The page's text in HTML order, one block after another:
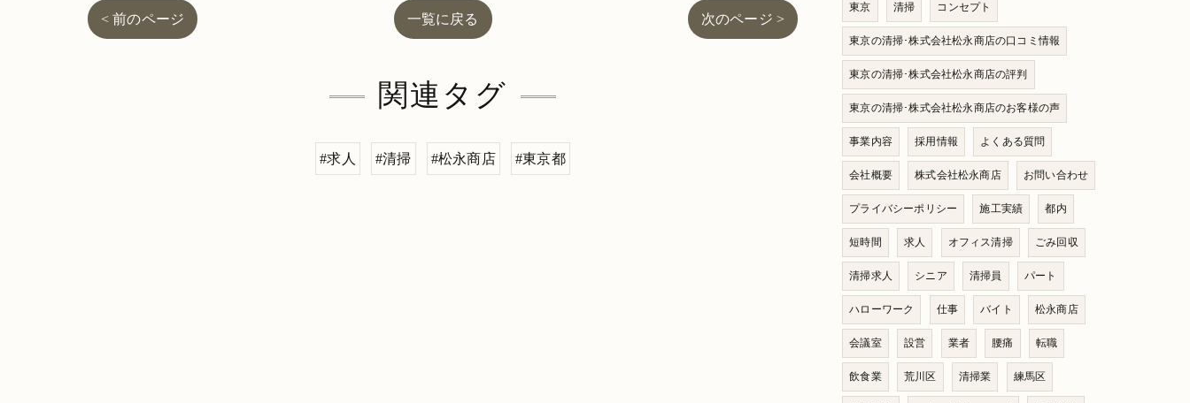
< 前のページ 一覧に戻る 次のページ >
関連タグ
#求人 #清掃 #松永商店 #東京都
東京 清掃 コンセプト
東京の清掃･株式会社松永商店の口コミ情報
東京の清掃･株式会社松永商店の評判
東京の清掃･株式会社松永商店のお客様の声
事業内容 採用情報 よくある質問
会社概要 株式会社松永商店 お問い合わせ
プライバシーポリシー 施工実績 都内
短時間 求人 オフィス清掃 ごみ回収
清掃求人 シニア 清掃員 パート
ハローワーク 仕事 バイト 松永商店
会議室 設営 業者 腰痛 転職
飲食業 荒川区 清掃業 練馬区